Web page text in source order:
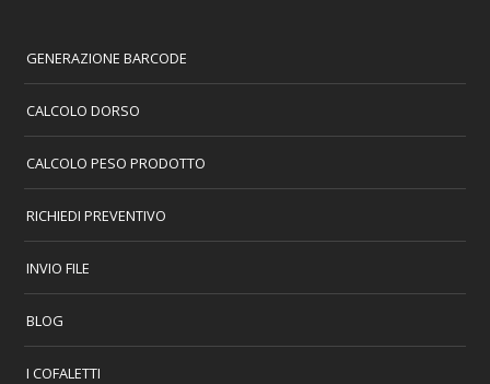
GENERAZIONE BARCODE
CALCOLO DORSO
CALCOLO PESO PRODOTTO
RICHIEDI PREVENTIVO
INVIO FILE
BLOG
I COFALETTI